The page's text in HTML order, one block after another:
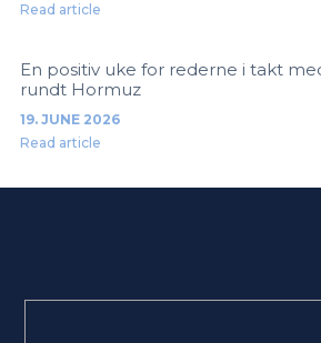
Read article
En positiv uke for rederne i takt
rundt Hormuz
19. JUNE 2026
Read article